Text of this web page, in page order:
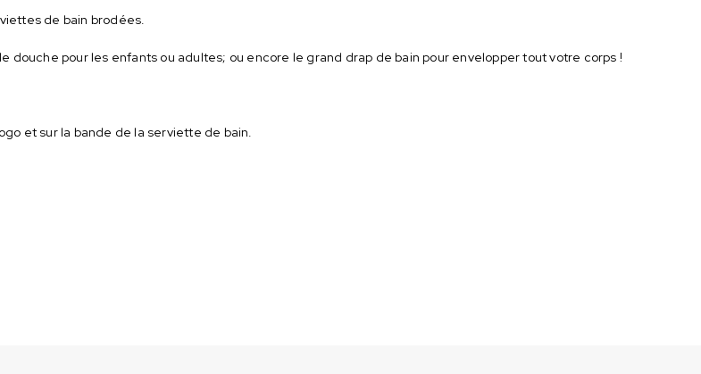
de bain brodées.
pour les enfants ou adultes; ou encore le grand drap de bain pour envelopper tout votre corps !
et sur la bande de la serviette de bain.